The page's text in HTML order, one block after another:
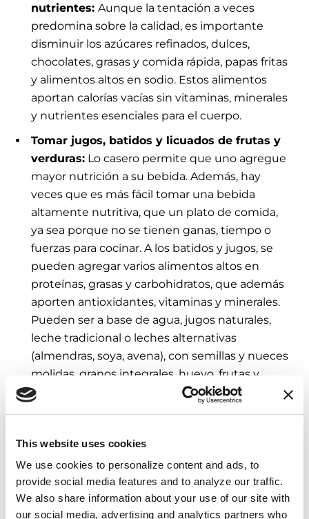
This website uses cookies
We use cookies to personalize content and ads, to
provide social media features and to analyze our traffic.
We also share information about your use of our site with
our social media, advertising and analytics partners who
nutrientes: Aunque la tentación a veces
predomina sobre la calidad, es importante
disminuir los azúcares refinados, dulces,
chocolates, grasas y comida rápida, papas fritas
y alimentos altos en sodio. Estos alimentos
aportan calorías vacías sin vitaminas, minerales
y nutrientes esenciales para el cuerpo.
Tomar jugos, batidos y licuados de frutas y
verduras: Lo casero permite que uno agregue
mayor nutrición a su bebida. Además, hay
veces que es más fácil tomar una bebida
altamente nutritiva, que un plato de comida,
ya sea porque no se tienen ganas, tiempo o
fuerzas para cocinar. A los batidos y jugos, se
pueden agregar varios alimentos altos en
proteínas, grasas y carbohidratos, que además
aporten antioxidantes, vitaminas y minerales.
Pueden ser a base de agua, jugos naturales,
leche tradicional o leches alternativas
(almendras, soya, avena), con semillas y nueces
molidas, granos integrales, huevo, frutas y
verduras frescas y hierbas aromáticas.
Elegir productos lácteos enteros:Aunque se
puede elegir lácteos enteros. Éstos contienen
más calorías y grasas para el aumento de peso
mientras que brindan proteínas, calcio y